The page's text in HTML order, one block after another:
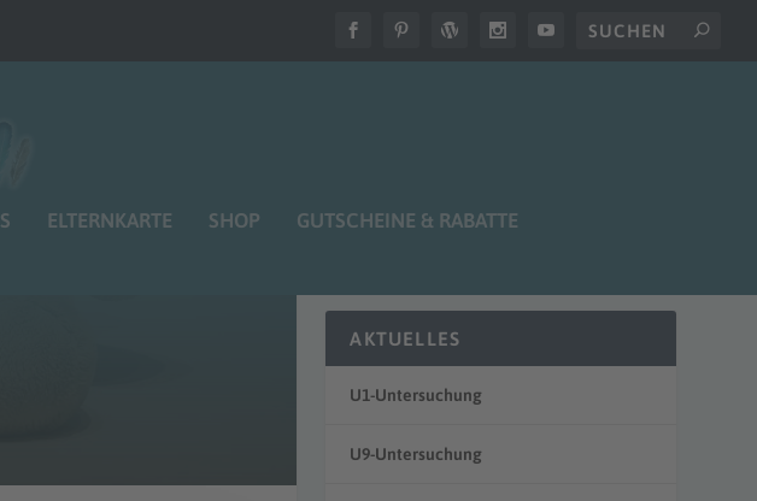
ELTERNKARTE SHOP GUTSCHEINE & RABATTE
AKTUELLES
U1-Untersuchung
U9-Untersuchung